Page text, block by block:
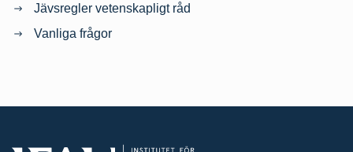
Jävsregler vetenskapligt råd
Vanliga frågor